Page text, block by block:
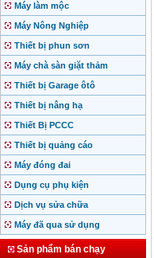
Máy làm mộc
Máy Nông Nghiệp
Thiết bị phun sơn
Máy chà sàn giặt thảm
Thiết bị Garage ôtô
Thiết bị nâng hạ
Thiết Bị PCCC
Thiết bị quảng cáo
Máy đóng đai
Dụng cụ phụ kiện
Dịch vụ sửa chữa
Máy đã qua sử dụng
Sản phẩm bán chạy